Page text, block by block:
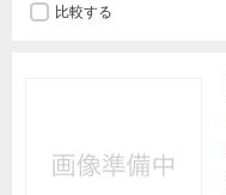
比較する